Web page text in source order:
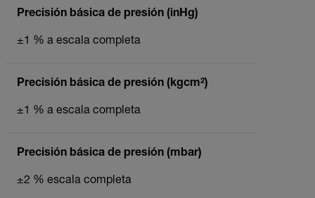
Precisión básica de presión (inHg)
±1 % a escala completa
Precisión básica de presión (kgcm²)
±1 % a escala completa
Precisión básica de presión (mbar)
±2 % escala completa